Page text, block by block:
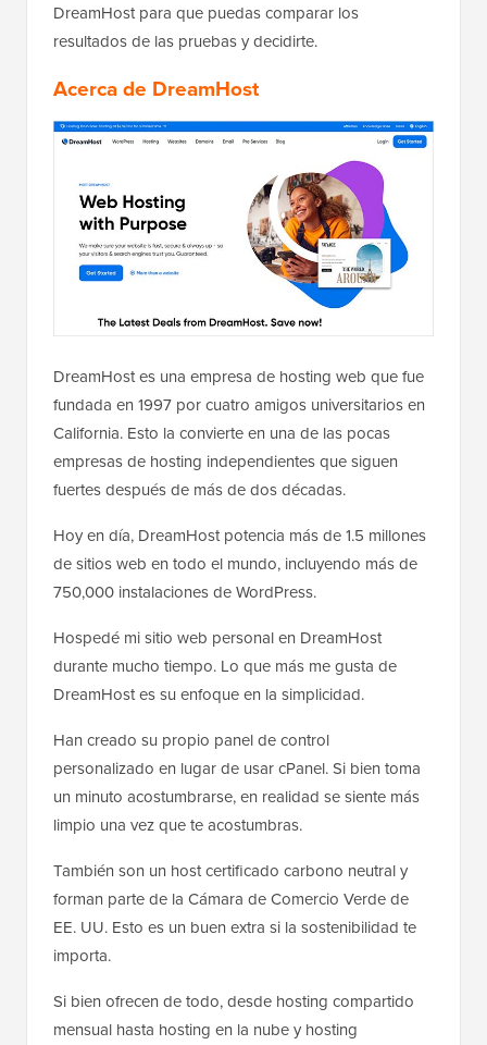
DreamHost para que puedas comparar los
resultados de las pruebas y decidirte.
Acerca de DreamHost
DreamHost es una empresa de hosting web que fue
fundada en 1997 por cuatro amigos universitarios en
California. Esto la convierte en una de las pocas
empresas de hosting independientes que siguen
fuertes después de más de dos décadas.
Hoy en día, DreamHost potencia más de 1.5 millones
de sitios web en todo el mundo, incluyendo más de
750,000 instalaciones de WordPress.
Hospedé mi sitio web personal en DreamHost
durante mucho tiempo. Lo que más me gusta de
DreamHost es su enfoque en la simplicidad.
Han creado su propio panel de control
personalizado en lugar de usar cPanel. Si bien toma
un minuto acostumbrarse, en realidad se siente más
limpio una vez que te acostumbras.
También son un host certificado carbono neutral y
forman parte de la Cámara de Comercio Verde de
EE. UU. Esto es un buen extra si la sostenibilidad te
importa.
Si bien ofrecen de todo, desde hosting compartido
mensual hasta hosting en la nube y hosting